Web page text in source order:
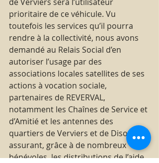
prioritaire de ce véhicule. Vu
toutefois les services qu’il pourra
rendre à la collectivité, nous avons
demandé au Relais Social d’en
autoriser l’usage par des
associations locales satellites de ses
actions à vocation sociale,
partenaires de REVERVAL,
notamment les Chaînes de Service et
d’Amitié et les antennes des
quartiers de Verviers et de Dison,
assurant, grâce à de nombreux
bénévoles, les distributions de l’aide